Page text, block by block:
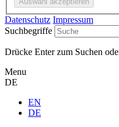
Datenschutz Impressum
Suchbegriffe
Drücke Enter zum Suchen
Menu
DE
EN
DE